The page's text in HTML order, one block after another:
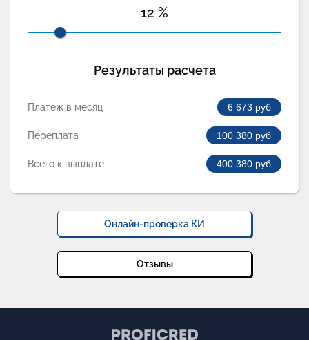
12 %
Результаты расчета
Платеж в месяц 6 673 руб
Переплата 100 380 руб
Всего к выплате 400 380 руб
Онлайн-проверка КИ
Отзывы